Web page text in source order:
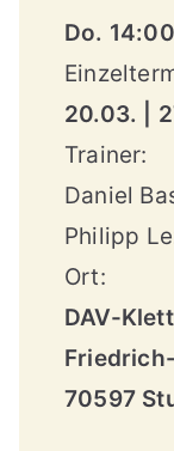
Do.
20.03. |
Trainer:
Daniel
Philipp
Ort:
DAV-
70597